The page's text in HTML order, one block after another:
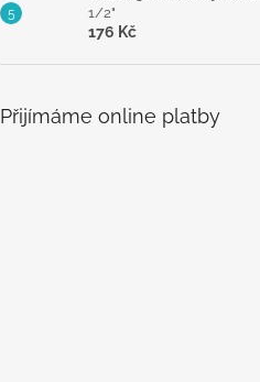
1/2"
176 Kč
Přijímáme online platby